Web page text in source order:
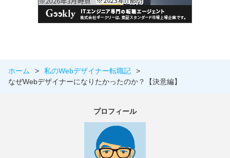
ホーム > 私のWebデザイナー転職記
>
なぜWebデザイナーになりたかったのか？【決意編】
プロフィール